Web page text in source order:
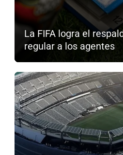
La FIFA logra el
regular a los agentes